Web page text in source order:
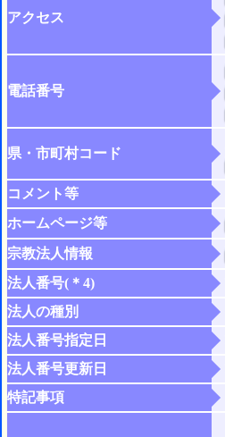
アクセス
電話番号
県・市町村コード
コメント等
ホームページ等
宗教法人情報
法人番号(＊4)
法人の種別
法人番号指定日
法人番号更新日
特記事項